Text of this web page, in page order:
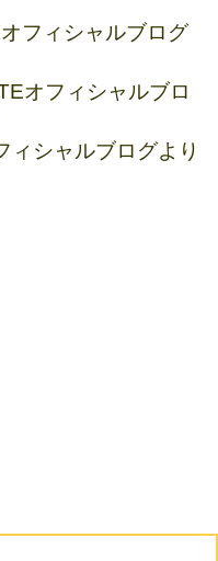
フィシャルブログ
オフィシャルブロ
シャルブログより